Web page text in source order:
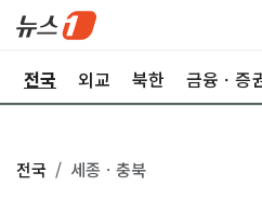
전국 외교 북한 금융ㆍ증
전국 세종ㆍ충북